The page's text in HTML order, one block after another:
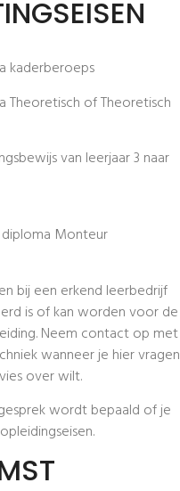
kaderberoeps
Theoretisch of Theoretisch
van leerjaar 3 naar
Monteur
bij een erkend leerbedrijf
is of kan worden voor de
Neem contact op met
wanneer je hier vragen
over wilt.
wordt bepaald of je